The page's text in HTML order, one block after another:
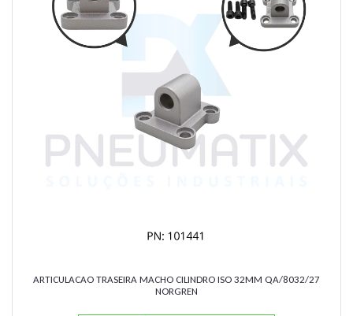
ARTICULACAO TRASEIRA MACHO CILINDRO ISO 32MM QA/8032/27
NORGREN